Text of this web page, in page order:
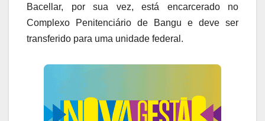
Bacellar, por sua vez, está encarcerado no
Complexo Penitenciário de Bangu e deve ser
transferido para uma unidade federal.